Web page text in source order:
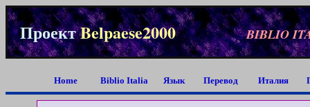
ПроектBelpaese2000 BIBLIO
Home Biblio Italia Язык Перевод Италия